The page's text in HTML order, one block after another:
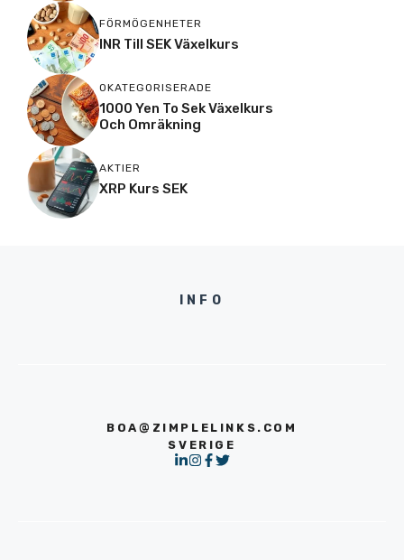
FÖRMÖGENHETER
INR Till SEK Växelkurs
OKATEGORISERADE
1000 Yen To Sek Växelkurs
Och Omräkning
AKTIER
XRP Kurs SEK
INFO
BOA@ZIMPLELINKS.COM
SVERIGE